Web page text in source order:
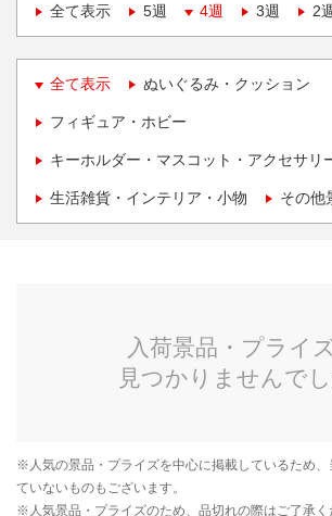
全て表示
5週 4週 3週 2週
全て表示 ぬいぐるみ・クッション
フィギュア・ホビー
キーホルダー・マスコット・アクセサリ
生活雑貨・インテリア・小物 その他